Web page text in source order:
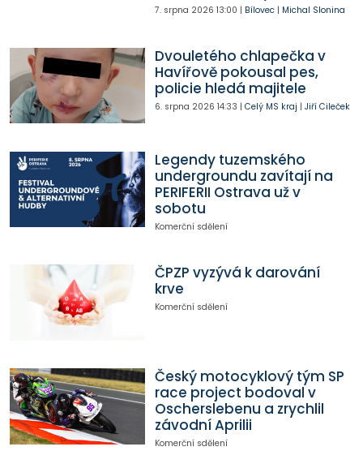
7. srpna 2026 13:00 | Bílovec| Michal Slonina
Dvouletého chlapečka v
Havířově pokousal pes,
policie hledá majitele
6. srpna 2026 14:33 | Celý MS kraj | Jiří Cileček
Legendy tuzemského
undergroundu zavítají na
PERIFERII Ostrava už v
sobotu
Komerční sdělení
ČPZP vyzývá k darování
krve
Komerční sdělení
Český motocyklový tým SP
race project bodoval v
Oscherslebenu a zrychlil
závodní Aprilii
Komerční sdělení